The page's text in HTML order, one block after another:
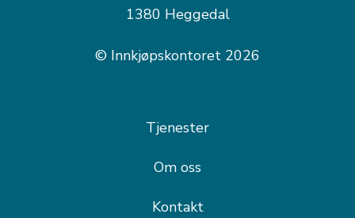
1380 Heggedal
© Innkjøpskontoret 2026
Tjenester
Om oss
Kontakt